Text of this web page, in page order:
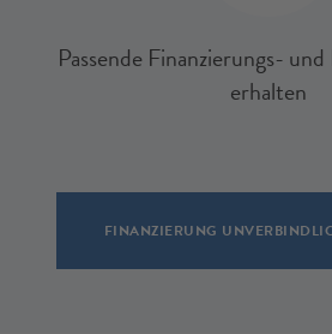
Passende Finanzierungs-
erhalten
FINANZIERUNG